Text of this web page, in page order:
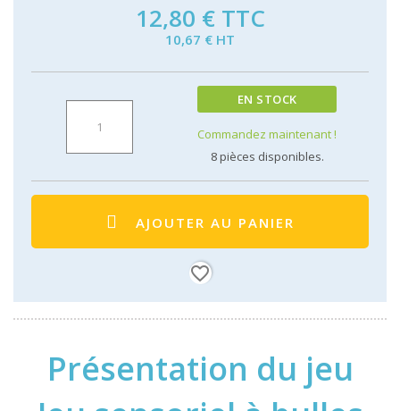
12,80 € TTC
10,67 € HT
EN STOCK
Commandez maintenant !
8pièces disponibles.
AJOUTER AU PANIER
favorite_border
Présentation du jeu